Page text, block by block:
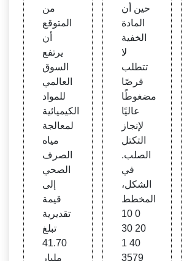
من
المتوقع
أن
يرتفع
السوق
العالمي
للمواد
الكيميائية
لمعالجة
مياه
الصرف
الصحي
إلى
قيمة
تقديرية
تبلغ
41.70
مليار
حين أن
المادة
الخفية
لا
تتطلب
قرصًا
مضغوطًا
عاليًا
لإنجاز
التكتل
الصلب.
في
الشكل،
المخطط
0 10
20 30
40 1
3579